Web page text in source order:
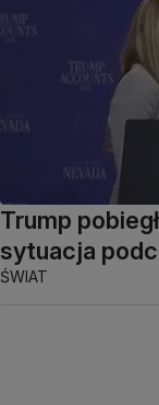
Trump
sytuacja
ŚWIAT